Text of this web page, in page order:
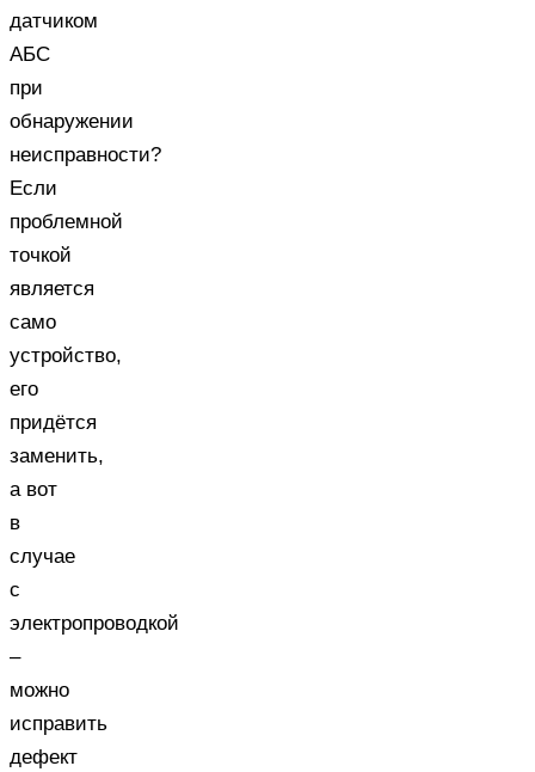
датчиком
АБС
при
обнаружении
неисправности?
Если
проблемной
точкой
является
само
устройство,
его
придётся
заменить,
а вот
в
случае
с
электропроводкой
–
можно
исправить
дефект